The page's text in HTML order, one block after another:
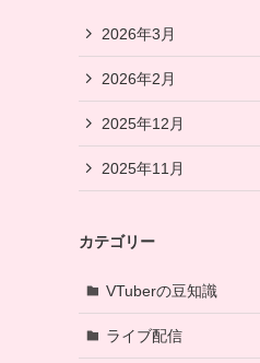
2026年3月
2026年2月
2025年12月
2025年11月
カテゴリー
VTuberの豆知識
ライブ配信